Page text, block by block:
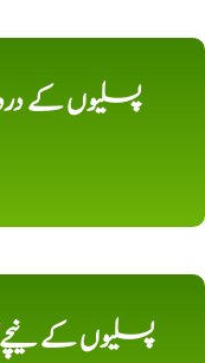
پسلیوں کے
پسلیوں کے